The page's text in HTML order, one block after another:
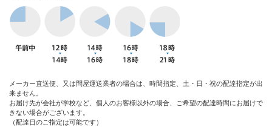
メーカー直送便、又は問屋運送業者の場合は、時間指定、土・日・祝の配達指定が出
来ません。
お届け先が会社が学校など、個人のお客様以外の場合、ご希望の配達時間にお届けで
きない場合がございます。
（配達日のご指定は可能です）